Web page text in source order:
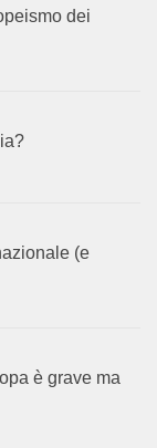
dei
(e
è grave ma